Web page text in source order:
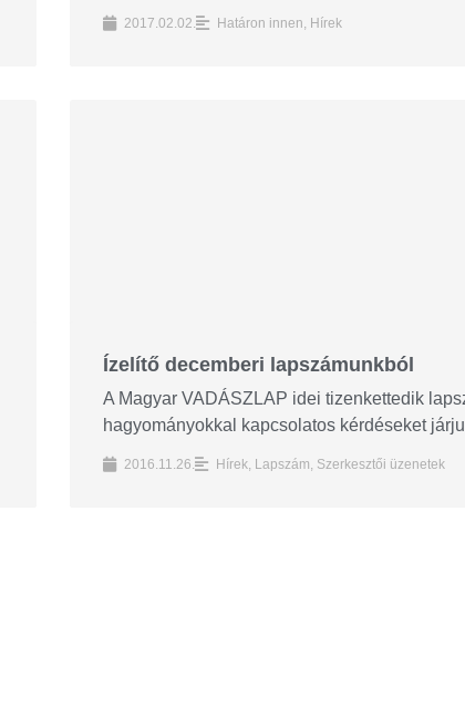
2017.02.02. Határon innen Hírek
Ízelítő decemberi lapszámunkból
A Magyar VADÁSZLAP idei tizenkettedik
hagyományokkal kapcsolatos kérdéseket
2016.11.26. Hírek, Lapszám, Szerkesztői üzenetek